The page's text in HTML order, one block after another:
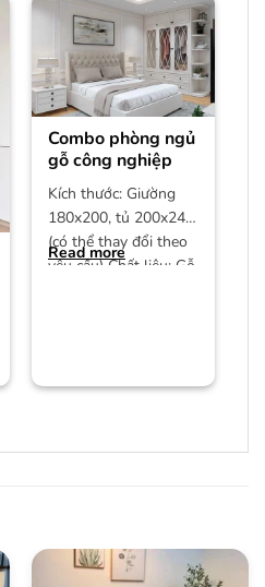
Combo phòng ngủ
gỗ công nghiệp
Kích thước: Giường
180x200, tủ 200x240
(có thể thay đổi theo
yêu cầu) Chất liệu: Gỗ
Read more